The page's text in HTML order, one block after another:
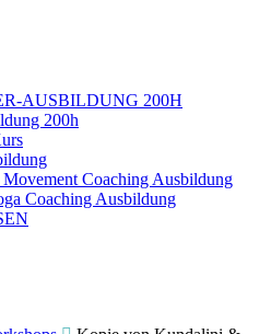
AUSBILDUNG 200H
200h
Coaching Ausbildung
Coaching Ausbildung